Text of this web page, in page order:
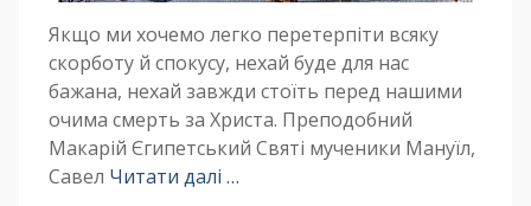
Якщо ми хочемо легко перетерпіти всяку
скорботу й спокусу, нехай буде для нас
бажана, нехай завжди стоїть перед нашими
очима смерть за Христа. Преподобний
Макарій Єгипетський Святі мученики Мануїл,
Савел Читати далі …